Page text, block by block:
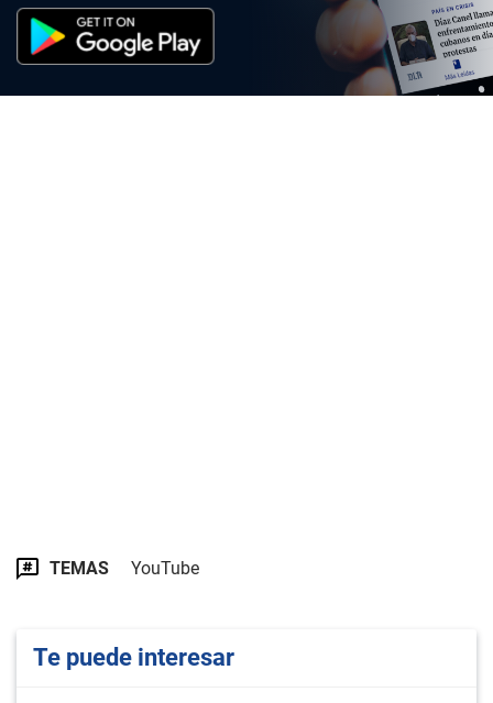
TEMAS YouTube
Te puede interesar